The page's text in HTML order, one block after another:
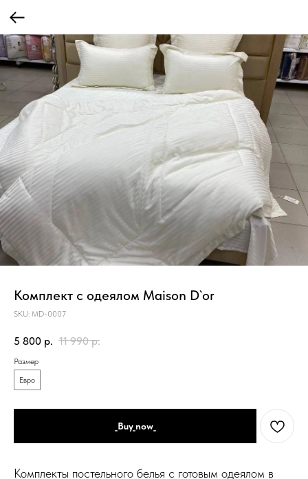
Комплект с одеялом Maison D`or
SKU: MD-0007
5 800 р. 11 990 р.
Размер
Евро
_Buy_now_
Комплекты постельного белья с готовым одеялом в